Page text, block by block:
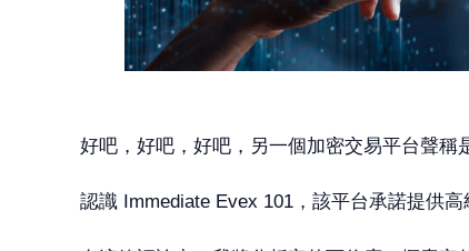
好吧，好吧，好吧，另一個加密交易平台聲稱
認識 Immediate Evex 101，該平台承諾提供